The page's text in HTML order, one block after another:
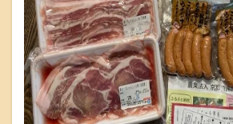
セ
ッ
ト
を
お
取
り
寄